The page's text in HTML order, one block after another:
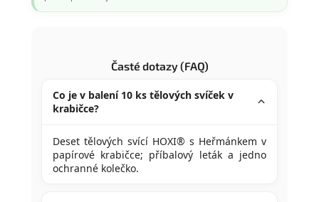
Časté dotazy (FAQ)
Co je v balení 10 ks tělových svíček v
krabičce?
Deset tělových svící HOXI® s Heřmánkem v
papírové krabičce; příbalový leták a jedno
ochranné kolečko.